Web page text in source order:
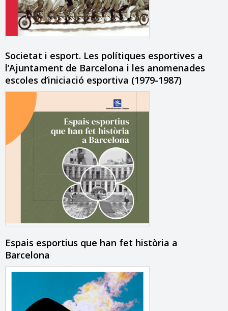
Societat i esport. Les polítiques esportives a
l’Ajuntament de Barcelona i les anomenades
escoles d’iniciació esportiva (1979-1987)
Espais esportius que han fet història a
Barcelona